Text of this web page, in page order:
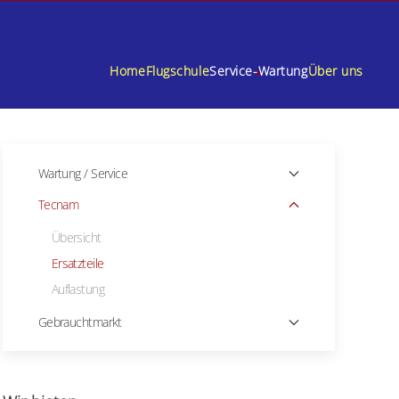
HomeFlugschuleService-WartungÜber uns
Wartung / Service
Tecnam
Übersicht
Ersatzteile
Auflastung
Gebrauchtmarkt